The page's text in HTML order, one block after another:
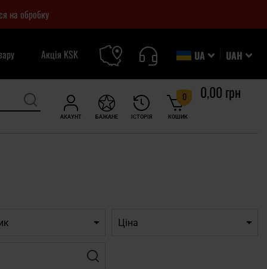
на обробку
UAH
UA
Акція KSK
АКАУНТ ІСТОРІЯ
БАЖАНЕ КОШИК
0 0,00 грн
Ціна
Фільтр